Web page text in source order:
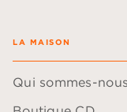
LA MAISON
Qui sommes-